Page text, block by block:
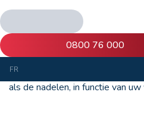
0800 76 000
FR
Materiaalkeuze, plaats, aantal
een mazouttank te vervangen
aantal factoren een rol. Om u
maken, geven we u in dit artikel
verschillende mazouttanks
.
als de nadelen, in functie van uw